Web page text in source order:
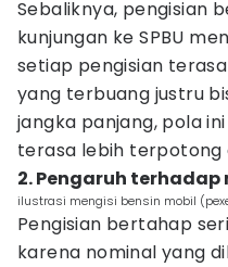
Sebaliknya, pengisian
kunjungan ke SPBU
setiap pengisian
yang terbuang justru
jangka panjang, pola
terasa lebih terpotong
2. Pengaruh
ilustrasi mengisi bensin mobil
Pengisian bertahap
karena nominal yang